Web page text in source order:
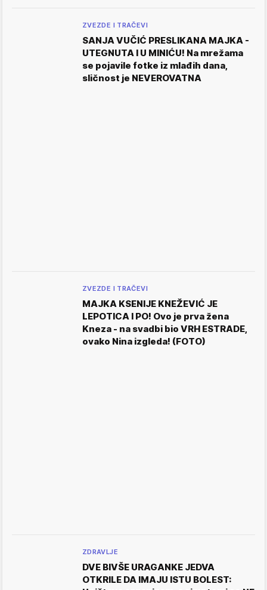
ZVEZDE I TRAČEVI
SANJA VUČIĆ PRESLIKANA MAJKA -
UTEGNUTA I U MINIĆU! Na mrežama
se pojavile fotke iz mlađih dana,
sličnost je NEVEROVATNA
ZVEZDE I TRAČEVI
MAJKA KSENIJE KNEŽEVIĆ JE
LEPOTICA I PO! Ovo je prva žena
Kneza - na svadbi bio VRH ESTRADE,
ovako Nina izgleda! (FOTO)
ZDRAVLJE
DVE BIVŠE URAGANKE JEDVA
OTKRILE DA IMAJU ISTU BOLEST: